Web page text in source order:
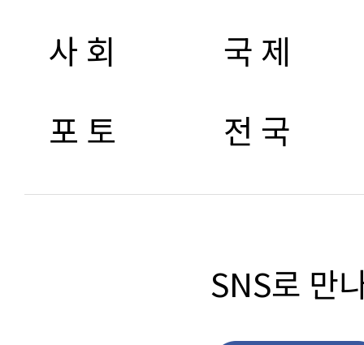
사 회
국 제
포 토
전 국
SNS로 만